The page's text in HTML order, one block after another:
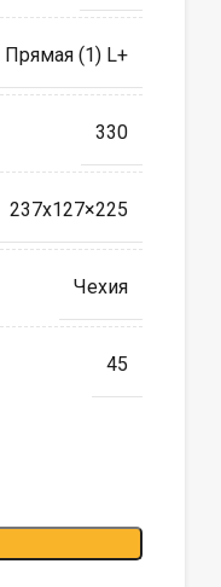
Прямая (1) L+
330
237х127×225
Чехия
45